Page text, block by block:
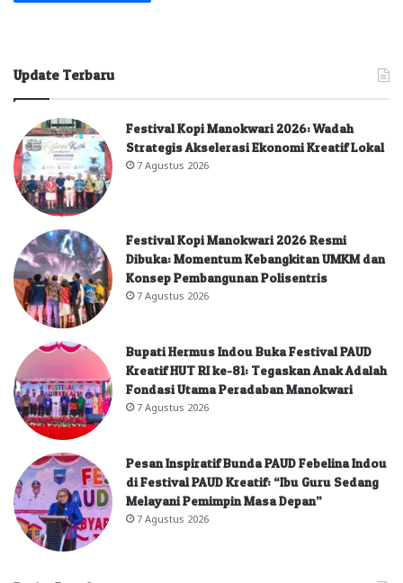
Update Terbaru
Festival Kopi Manokwari 2026: Wadah
Strategis Akselerasi Ekonomi Kreatif Lokal
7 Agustus 2026
Festival Kopi Manokwari 2026 Resmi
Dibuka: Momentum Kebangkitan UMKM dan
Konsep Pembangunan Polisentris
7 Agustus 2026
Bupati Hermus Indou Buka Festival PAUD
Kreatif HUT RI ke-81: Tegaskan Anak Adalah
Fondasi Utama Peradaban Manokwari
7 Agustus 2026
Pesan Inspiratif Bunda PAUD Febelina Indou
di Festival PAUD Kreatif: “Ibu Guru Sedang
Melayani Pemimpin Masa Depan”
7 Agustus 2026